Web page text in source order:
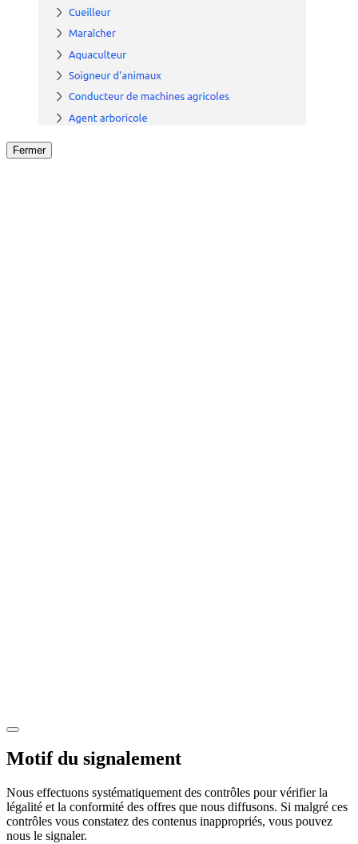
Fermer
Motif du signalement
Nous effectuons systématiquement des contrôles pour vérifier la
légalité et la conformité des offres que nous diffusons. Si malgré ces
contrôles vous constatez des contenus inappropriés, vous pouvez
nous le signaler.